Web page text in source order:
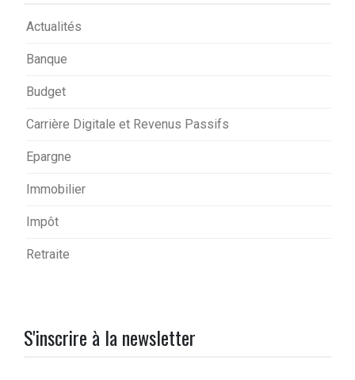
Actualités
Banque
Budget
Carrière Digitale et Revenus Passifs
Epargne
Immobilier
Impôt
Retraite
S'inscrire à la newsletter